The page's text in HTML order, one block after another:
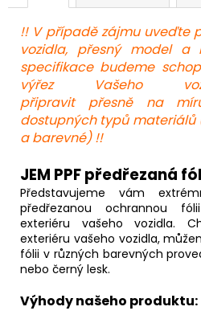
!! V případě zájmu uveďte
vozidla, přesný model a
specifikace budeme
výřez Vašeho
připravit přesně na
dostupných typů
a barevné) !!
JEM PPF předřezaná
Představujeme vám
předřezanou ochrannou
exteriéru vašeho vozidla.
exteriéru vašeho vozidla,
fólii v různých barevných
nebo černý lesk.
Výhody našeho produktu: